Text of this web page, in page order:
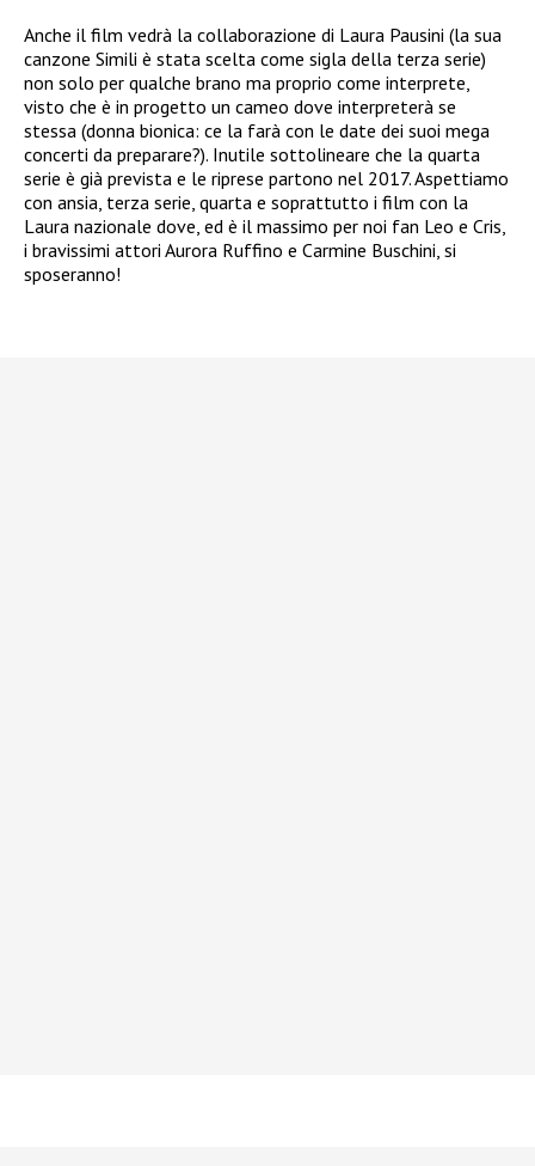
Anche il film vedrà la collaborazione di Laura Pausini (la sua
canzone Simili è stata scelta come sigla della terza serie)
non solo per qualche brano ma proprio come interprete,
visto che è in progetto un cameo dove interpreterà se
stessa (donna bionica: ce la farà con le date dei suoi mega
concerti da preparare?). Inutile sottolineare che la quarta
serie è già prevista e le riprese partono nel 2017. Aspettiamo
con ansia, terza serie, quarta e soprattutto i film con la
Laura nazionale dove, ed è il massimo per noi fan Leo e Cris,
i bravissimi attori Aurora Ruffino e Carmine Buschini, si
sposeranno!